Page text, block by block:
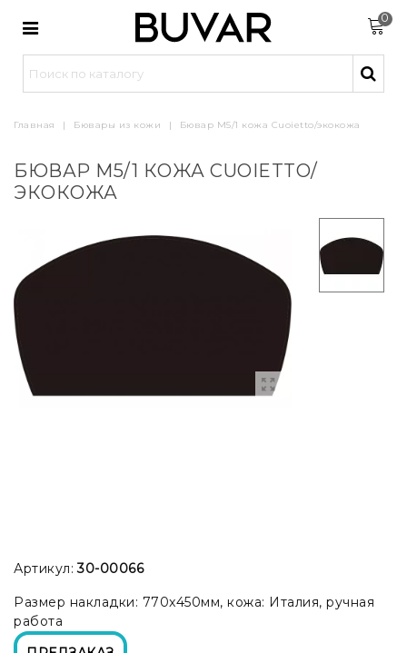
0
Главная | Бювары из кожи | Бювар М5/1 кожа Cuoietto/экокожа
БЮВАР М5/1 КОЖА CUOIETTO/
ЭКОКОЖА
Артикул: 30-00066
Размер накладки: 770x450мм, кожа: Италия, ручная
работа